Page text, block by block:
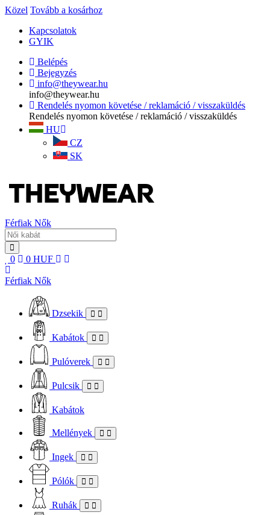
Közel Tovább a kosárhoz
Kapcsolatok
GYIK
Belépés
Bejegyzés
info@theywear.hu
info@theywear.hu
Rendelés nyomon követése / reklamáció / visszaküldés
Rendelés nyomon követése / reklamáció / visszaküldés
HU
CZ
SK
Férfiak Nők
0 0 HUF
Férfiak Nők
Dzsekik
Kabátok
Pulóverek
Pulcsik
Kabátok
Mellények
Ingek
Pólók
Ruhák